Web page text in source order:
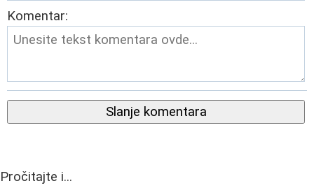
Komentar:
Slanje komentara
Pročitajte i...